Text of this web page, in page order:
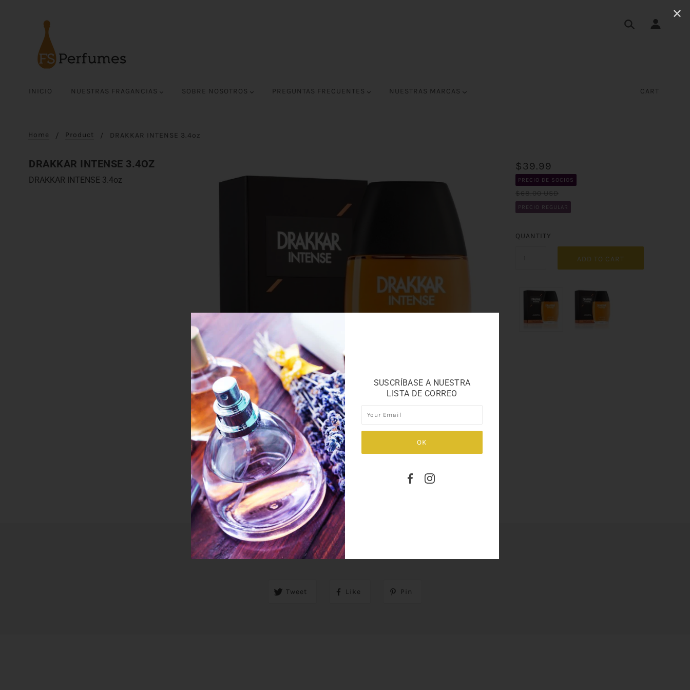
INICIO NUESTRAS FRAGANCIAS SOBRE NOSOTROS PREGUNTAS FRECUENTES NUESTRAS MARCAS CART
Home Product DRAKKAR INTENSE 3.4oz
DRAKKAR INTENSE 3.4OZ $39.99
PRECIO DE SOCIOS
$68.00 USD
PRECIO REGULAR
QUANTITY
ADD TO CART
DRAKKAR INTENSE 3.4oz
SHARE THIS
Tweet Like Pin
✕
SUSCRÍBASE A NUESTRA
LISTA DE CORREO